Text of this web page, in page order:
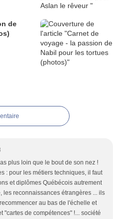
de
plus loin que le bout de son nez !
: pour les métiers techniques, il faut
et diplômes Québécois autrement
les reconnaissances étrangères ... ils
au bas de l'échelle et
"cartes de compétences" !... société